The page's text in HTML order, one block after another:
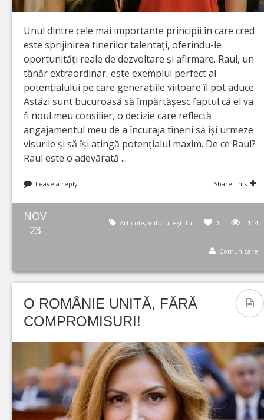
Unul dintre cele mai importante principii în care cred
este sprijinirea tinerilor talentați, oferindu-le
oportunități reale de dezvoltare și afirmare. Raul, un
tânăr extraordinar, este exemplul perfect al
potențialului pe care generațiile viitoare îl pot aduce.
Astăzi sunt bucuroasă să împărtășesc faptul că el va
fi noul meu consilier, o decizie care reflectă
angajamentul meu de a încuraja tinerii să își urmeze
visurile și să își atingă potențialul maxim. De ce Raul?
Raul este o adevărată ...
Leave a reply Share This
NOV
23
1114
0
Articole, Viitorul ești tu
Comunicare
O ROMÂNIE UNITĂ, FĂRĂ
COMPROMISURI!